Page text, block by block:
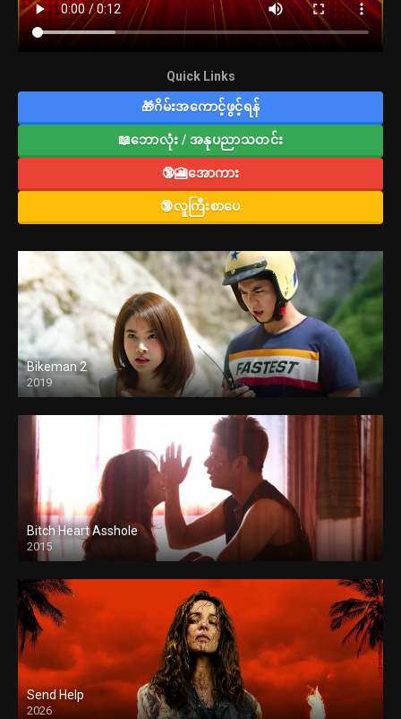
Quick Links
🎁ဂိမ်းအကောင့်ဖွင့်ရန်
📖ဘောလုံး / အနုပညာသတင်း
🔞🎦အောကား
🔞လူကြီးစာပေ
Bikeman 2
2019
Bitch Heart Asshole
2015
Send Help
2026